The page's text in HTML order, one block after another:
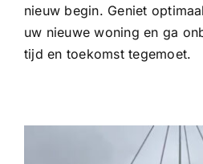
nieuw begin. Geniet
uw nieuwe woning en ga
tijd en toekomst tegemoet.